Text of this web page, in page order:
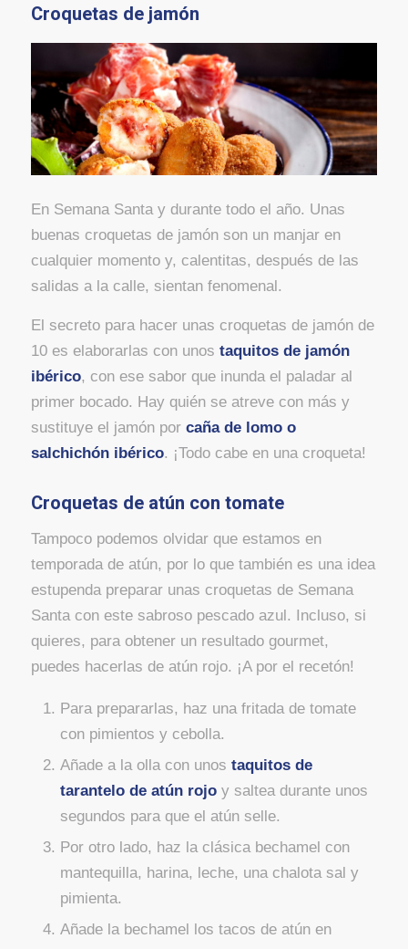
Croquetas de jamón
En Semana Santa y durante todo el año. Unas
buenas croquetas de jamón son un manjar en
cualquier momento y, calentitas, después de las
salidas a la calle, sientan fenomenal.
El secreto para hacer unas croquetas de jamón de
10 es elaborarlas con unos taquitos de jamón
ibérico, con ese sabor que inunda el paladar al
primer bocado. Hay quién se atreve con más y
sustituye el jamón por caña de lomo o
salchichón ibérico. ¡Todo cabe en una croqueta!
Croquetas de atún con tomate
Tampoco podemos olvidar que estamos en
temporada de atún, por lo que también es una idea
estupenda preparar unas croquetas de Semana
Santa con este sabroso pescado azul. Incluso, si
quieres, para obtener un resultado gourmet,
puedes hacerlas de atún rojo. ¡A por el recetón!
Para prepararlas, haz una fritada de tomate
con pimientos y cebolla.
Añade a la olla con unos taquitos de
tarantelo de atún rojoy saltea durante unos
segundos para que el atún selle.
Por otro lado, haz la clásica bechamel con
mantequilla, harina, leche, una chalota sal y
pimienta.
Añade la bechamel los tacos de atún en